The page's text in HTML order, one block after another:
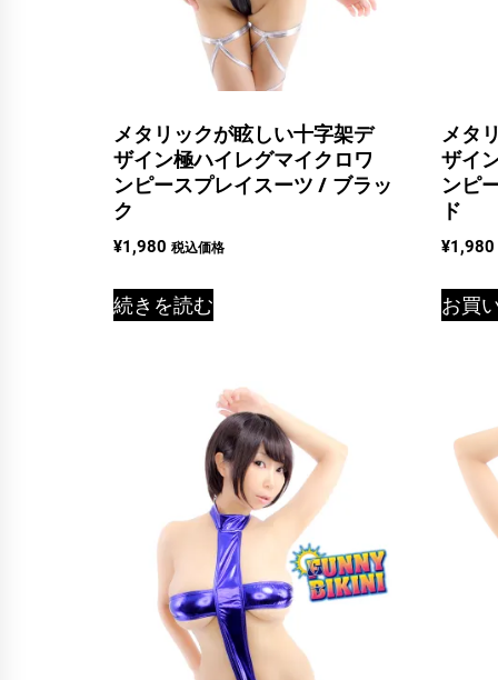
メタリックが眩しい十字架デ
ザイン極ハイレグマイクロワ
ンピースプレイスーツ / ブラッ
ク
¥1,980 税込価格
続きを読む
メタ
ザイ
ンピ
ド
¥1,980
お買